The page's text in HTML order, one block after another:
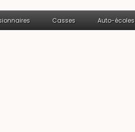
Casses Auto-écoles